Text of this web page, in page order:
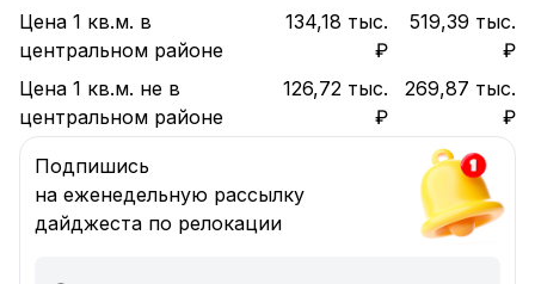
Цена 1 кв.м. в
центральном районе
134,18 тыс.
₽
519,39 тыс.
₽
Цена 1 кв.м. не в
центральном районе
126,72 тыс.
₽
269,87 тыс.
₽
Подпишись
на еженедельную рассылку
дайджеста по релокации